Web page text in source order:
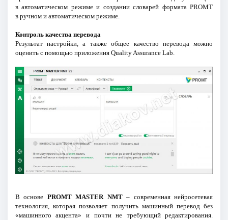
в автоматическом режиме и создании словарей формата PROMT
в ручном и автоматическом режиме.
Контроль качества перевода
Результат настройки, а также общее качество перевода можно
оценить с помощью приложения Quality Assurance Lab.
В основе PROMT MASTER NMT– современная нейросетевая
технология, которая позволяет получить машинный перевод без
«машинного акцента» и почти не требующий редактирования.